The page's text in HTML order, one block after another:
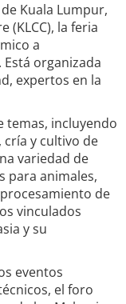
Kuala Lumpur,
(KLCC), la feria
a
organizada
expertos en la
temas, incluyendo
y cultivo de
variedad de
para animales,
de
vinculados
y su
eventos
el foro